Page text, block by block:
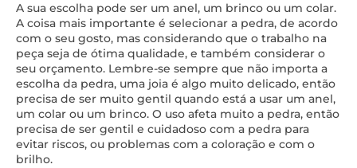
A sua escolha pode ser um anel, um brinco ou um colar.
A coisa mais importante é selecionar a pedra, de acordo
com o seu gosto, mas considerando que o trabalho na
peça seja de ótima qualidade, e também considerar o
seu orçamento. Lembre-se sempre que não importa a
escolha da pedra, uma joia é algo muito delicado, então
precisa de ser muito gentil quando está a usar um anel,
um colar ou um brinco. O uso afeta muito a pedra, então
precisa de ser gentil e cuidadoso com a pedra para
evitar riscos, ou problemas com a coloração e com o
brilho.